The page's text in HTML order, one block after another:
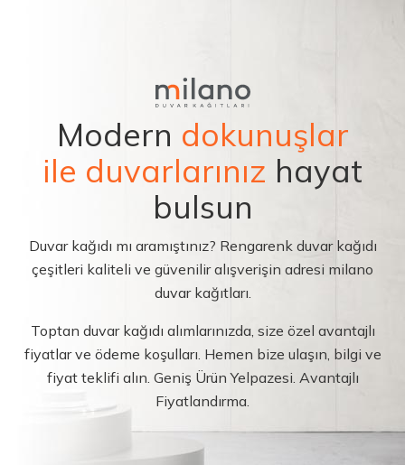
Modern dokunuşlar
ile duvarlarınız hayat
bulsun
Duvar kağıdı mı aramıştınız? Rengarenk duvar kağıdı
çeşitleri kaliteli ve güvenilir alışverişin adresi milano
duvar kağıtları.
Toptan duvar kağıdı alımlarınızda, size özel avantajlı
fiyatlar ve ödeme koşulları. Hemen bize ulaşın, bilgi ve
fiyat teklifi alın. Geniş Ürün Yelpazesi. Avantajlı
Fiyatlandırma.